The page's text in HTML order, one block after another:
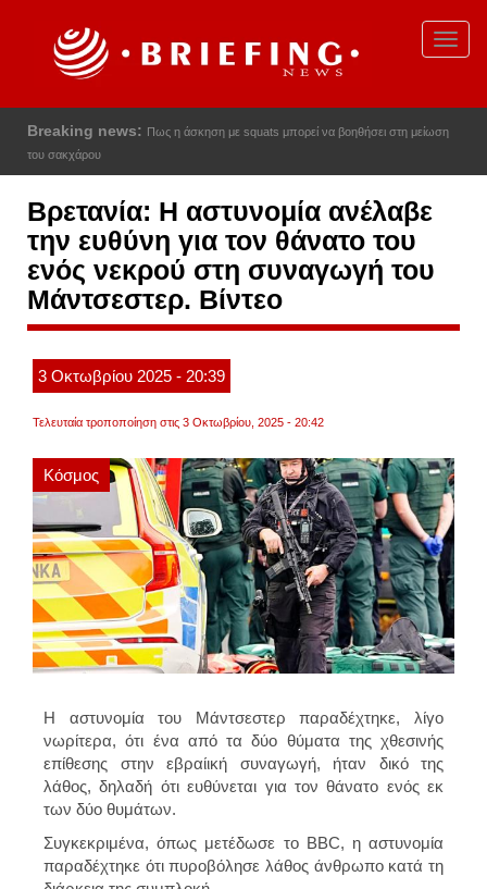
Breaking news: Το μέτρο αφορά τόσο όσους αγοράζουν καινούργιο
αυτοκίνητο από αντιπροσωπεία όσο και όσους αποκτούν μεταχειρισμένο όχημα
Βρετανία: Η αστυνομία ανέλαβε
την ευθύνη για τον θάνατο του
ενός νεκρού στη συναγωγή του
Μάντσεστερ. Βίντεο
3 Οκτωβρίου 2025 - 20:39
Τελευταία τροποποίηση στις 3 Οκτωβρίου, 2025 - 20:42
Κόσμος
H αστυνομία του Μάντσεστερπαραδέχτηκε, λίγο
νωρίτερα, ότι ένα από τα δύο θύματα της χθεσινής
επίθεσης στην εβραίική συναγωγή, ήταν δικό της
λάθος, δηλαδή ότι ευθύνεται για τον θάνατο ενός εκ
των δύο θυμάτων.
Συγκεκριμένα, όπως μετέδωσε το BBC, η αστυνομία
παραδέχτηκε ότι πυροβόλησε λάθος άνθρωπο κατά τη